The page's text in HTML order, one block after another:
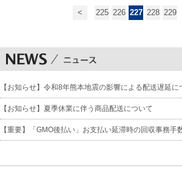
< 225 226 227 228 229
【お知らせ】令和8年熊本地震の影響による配送遅延に
【お知らせ】夏季休業に伴う商品配送について
【重要】「GMO後払い」お支払い延滞時の回収事務手